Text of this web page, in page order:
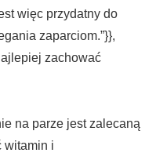
więc przydatny do
zaparciom.”}},
zachować
na parze jest zalecaną
witamin i